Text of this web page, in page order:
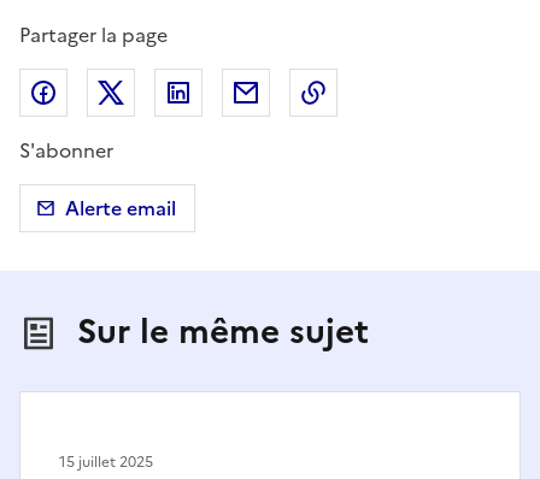
Partager la page
Partager sur Facebook
Partager sur X (anciennement Twitter)
Partager sur LinkedIn
Partager par email
S'abonner
Alerte email
Sur le même sujet
15 juillet 2025